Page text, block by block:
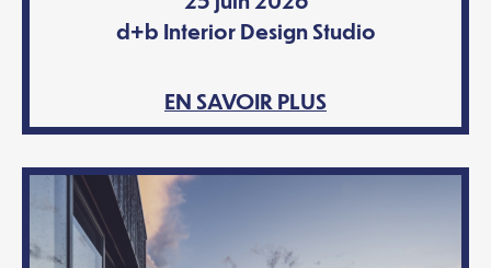
d+b Interior Design Studio
EN SAVOIR PLUS